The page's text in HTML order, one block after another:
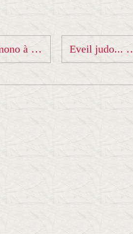
Samedi 3 juillet... tous en kimono à la "fête du sport"! Eveil